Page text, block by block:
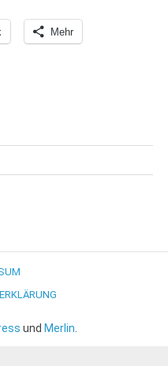
Mehr
und Merlin